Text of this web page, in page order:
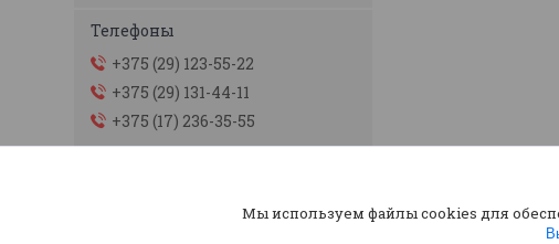
+375 (29) 123-55-22
+375 (29) 131-44-11
+375 (17) 236-35-55
Мы используем файлы cookies для